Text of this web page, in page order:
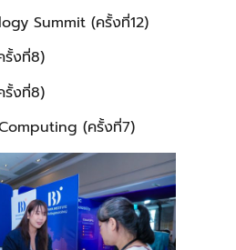
Summit (ครั้งที่12)
รั้งที่8)
รั้งที่8)
(ครั้งที่7)